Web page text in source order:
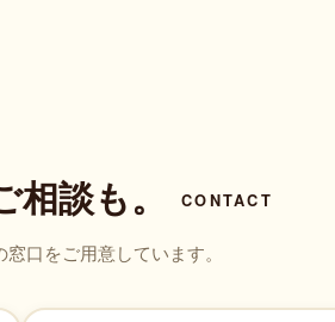
談も。 CONTACT
口をご用意しています。